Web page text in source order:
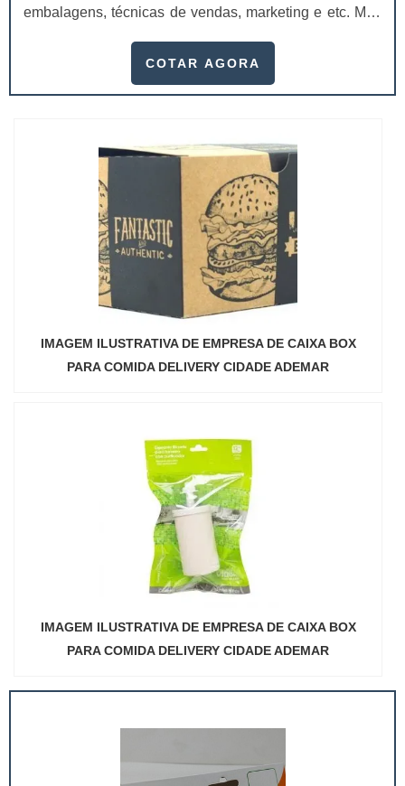
embalagens, técnicas de vendas, marketing e etc. Mas
e logística adequada, esses esforços podem não valer
um papel de destaque muito abrangente, pois este item,
COTAR AGORA
IMAGEM ILUSTRATIVA DE EMPRESA DE CAIXA BOX
PARA COMIDA DELIVERY CIDADE ADEMAR
IMAGEM ILUSTRATIVA DE EMPRESA DE CAIXA BOX
PARA COMIDA DELIVERY CIDADE ADEMAR